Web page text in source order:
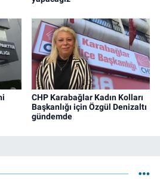
CHP Karabağlar Kadın Kolları
Başkanlığı için Özgül Denizaltı
gündemde